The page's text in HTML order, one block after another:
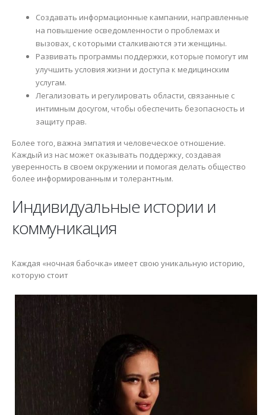
Создавать информационные кампании, направленные
на повышение осведомленности о проблемах и
вызовах, с которыми сталкиваются эти женщины.
Развивать программы поддержки, которые помогут им
улучшить условия жизни и доступа к медицинским
услугам.
Легализовать и регулировать области, связанные с
интимным досугом, чтобы обеспечить безопасность и
защиту прав.
Более того, важна эмпатия и человеческое отношение.
Каждый из нас может оказывать поддержку, создавая
уверенность в своем окружении и помогая делать общество
более информированным и толерантным.
Индивидуальные истории и
коммуникация
Каждая «ночная бабочка» имеет свою уникальную историю,
которую стоит